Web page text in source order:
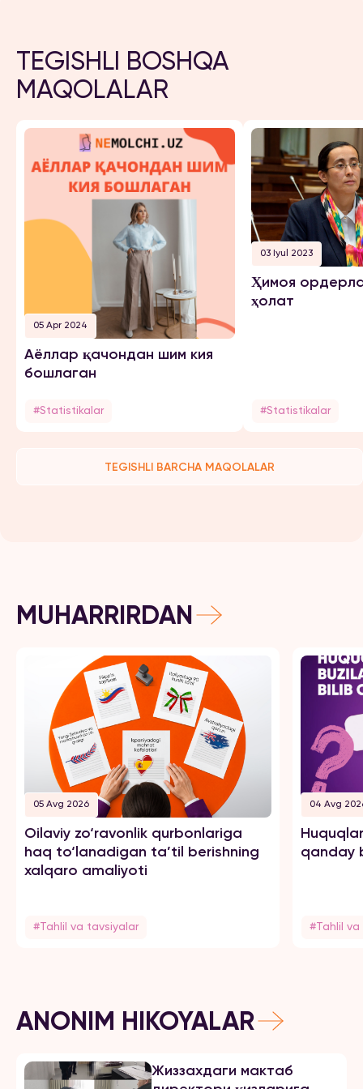
TEGISHLI BOSHQA
MAQOLALAR
05 Apr 2024
Аёллар қачондан шим кия
бошлаган
#Statistikalar
03 Iyul 2023
Ҳимоя
ҳолат
#Statistikalar
TEGISHLI BARCHA MAQOLALAR
MUHARRIRDAN
05 Avg 2026
Oilaviy zo‘ravonlik qurbonlariga
haq to‘lanadigan ta’til berishning
xalqaro amaliyoti
#Tahlil va tavsiyalar
04 Avg
qanday
#Tahlil
ANONIM HIKOYALAR
Жиззахдаги мактаб